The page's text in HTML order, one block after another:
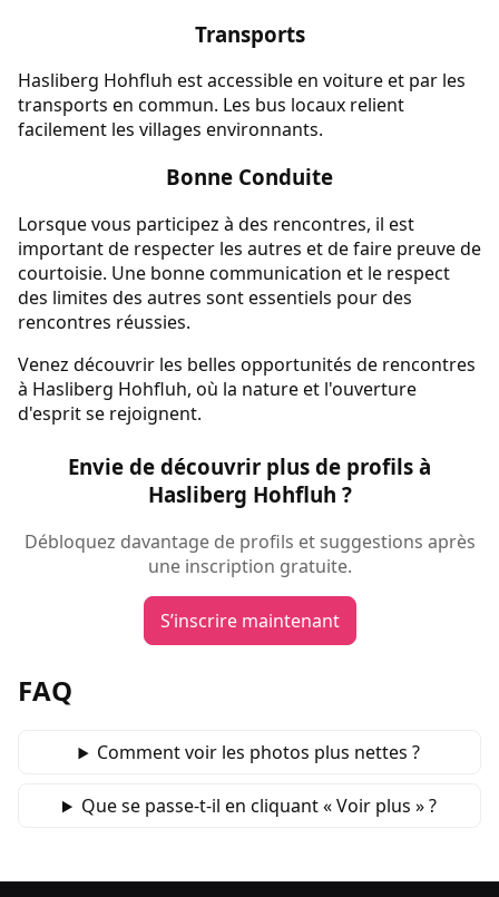
Transports
Hasliberg Hohfluh est accessible en voiture et par les
transports en commun. Les bus locaux relient
facilement les villages environnants.
Bonne Conduite
Lorsque vous participez à des rencontres, il est
important de respecter les autres et de faire preuve de
courtoisie. Une bonne communication et le respect
des limites des autres sont essentiels pour des
rencontres réussies.
Venez découvrir les belles opportunités de rencontres
à Hasliberg Hohfluh, où la nature et l'ouverture
d'esprit se rejoignent.
Envie de découvrir plus de profils à
Hasliberg Hohfluh ?
Débloquez davantage de profils et suggestions après
une inscription gratuite.
S’inscrire maintenant
FAQ
Comment voir les photos plus nettes ?
Que se passe‑t‑il en cliquant « Voir plus » ?